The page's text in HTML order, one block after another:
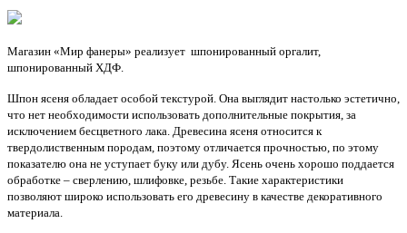
Магазин «Мир фанеры» реализует шпонированный оргалит,
шпонированный ХДФ.
Шпон ясеня обладает особой текстурой. Она выглядит настолько эстетично,
что нет необходимости использовать дополнительные покрытия, за
исключением бесцветного лака. Древесина ясеня относится к
твердолиственным породам, поэтому отличается прочностью, по этому
показателю она не уступает буку или дубу. Ясень очень хорошо поддается
обработке – сверлению, шлифовке, резьбе. Такие характеристики
позволяют широко использовать его древесину в качестве декоративного
материала.